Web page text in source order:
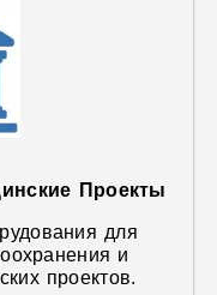
Проекты
для
и
проектов.